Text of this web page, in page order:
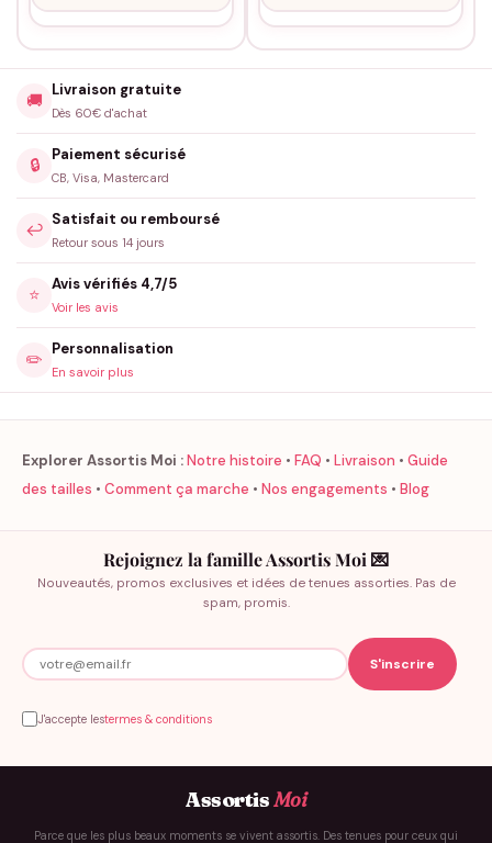
🚚
Livraison gratuite
Dès 60€ d'achat
🔒
Paiement sécurisé
CB, Visa, Mastercard
↩️
Satisfait ou remboursé
Retour sous 14 jours
⭐
Avis vérifiés 4,7/5
Voir les avis
✏️
Personnalisation
En savoir plus
Explorer Assortis Moi :Notre histoire • FAQ • Livraison • Guide
des tailles • Comment ça marche • Nos engagements • Blog
Rejoignez la famille Assortis Moi 💌
Nouveautés, promos exclusives et idées de tenues assorties. Pas de
spam, promis.
J'accepte lestermes & conditions
AssortisMoi
Parce que les plus beaux moments se vivent assortis. Des tenues pour ceux qui